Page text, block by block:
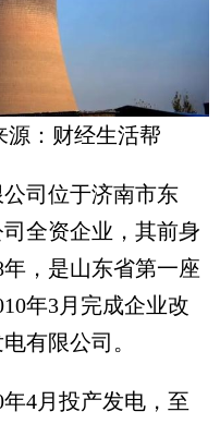
源：财经生活帮
司位于济南市东
全资企业，其前身
，是山东省第一座
年3月完成企业改
有限公司。
4月投产发电，至